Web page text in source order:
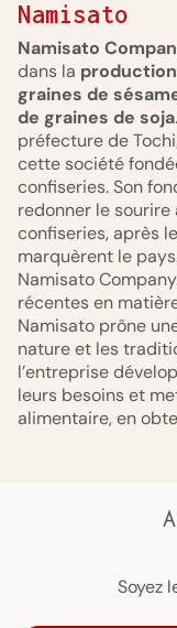
Namisato
Namisato
dans la
graines de
de graines de soja
préfecture de
cette société
confiseries. Son
redonner le
confiseries, après
marquèrent le
Namisato
récentes en
Namisato prône
nature et les
l’entreprise
leurs besoins et
alimentaire, en
Soyez